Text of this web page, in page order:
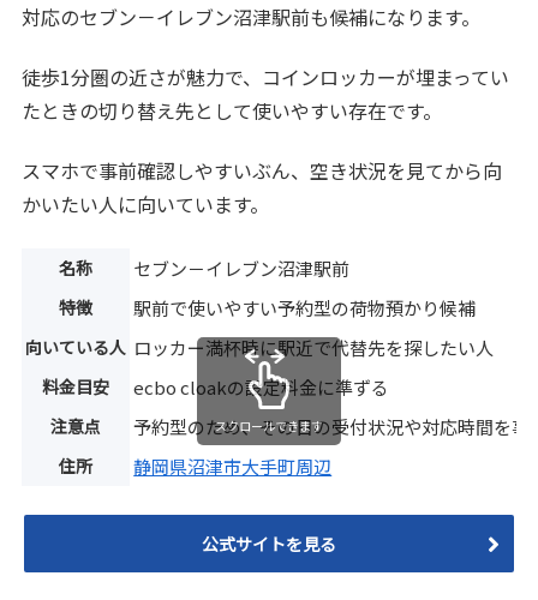
対応のセブン－イレブン沼津駅前も候補になります。
徒歩1分圏の近さが魅力で、コインロッカーが埋まってい
たときの切り替え先として使いやすい存在です。
スマホで事前確認しやすいぶん、空き状況を見てから向
かいたい人に向いています。
名称 セブン－イレブン沼津駅前
特徴 駅前で使いやすい予約型の荷物預かり候補
向いている人 ロッカー満杯時に駅近で代替先を探したい人
料金目安 ecbo cloakの設定料金に準ずる
注意点 予約型のため、その日の受付状況や対応時間を事
住所 静岡県沼津市大手町周辺
スクロールできます
公式サイトを見る